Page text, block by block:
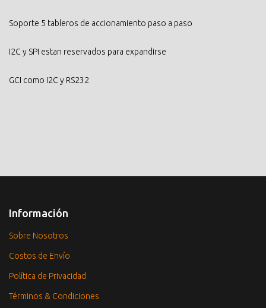
Soporte 5 tableros de accionamiento paso a paso
I2C y SPI estan reservados para expandirse
GCI como I2C y RS232
Información
Sobre Nosotros
Costos de Envío
Política de Privacidad
Términos & Condiciones